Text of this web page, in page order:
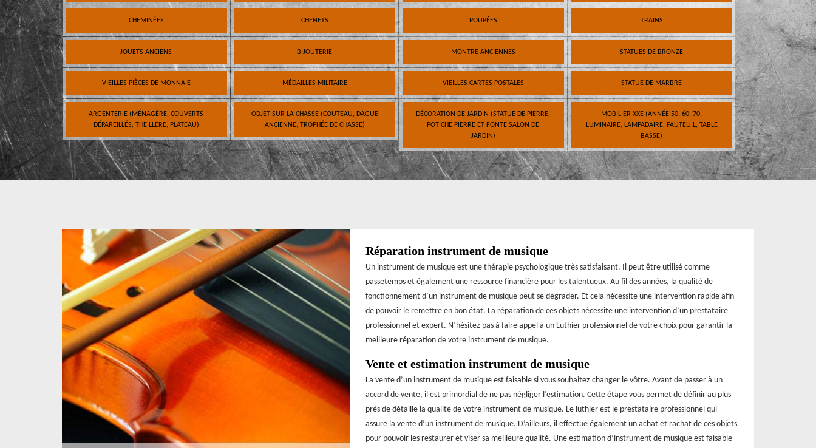
CHEMINÉES CHENETS POUPÉES TRAINS
JOUETS ANCIENS BIJOUTERIE MONTRE ANCIENNES STATUES DE BRONZE
VIEILLES PIÈCES DE MONNAIE MÉDAILLES MILITAIRE VIEILLES CARTES POSTALES STATUE DE MARBRE
ARGENTERIE (MÉNAGÈRE, COUVERTS
DÉPAREILLÉS, THEILLERE, PLATEAU)
OBJET SUR LA CHASSE (COUTEAU, DAGUE
ANCIENNE, TROPHÉE DE CHASSE)
DÉCORATION DE JARDIN (STATUE DE PIERRE,
POTICHE PIERRE ET FONTE SALON DE
JARDIN)
MOBILIER XXE (ANNÉE 50, 60, 70,
LUMINAIRE, LAMPADAIRE, FAUTEUIL, TABLE
BASSE)
Réparation instrument de musique
Un instrument de musique est une thérapie psychologique très satisfaisant. Il peut être utilisé comme
passetemps et également une ressource financière pour les talentueux. Au fil des années, la qualité de
fonctionnement d’un instrument de musique peut se dégrader. Et cela nécessite une intervention rapide afin
de pouvoir le remettre en bon état. La réparation de ces objets nécessite une intervention d’un prestataire
professionnel et expert. N’hésitez pas à faire appel à un Luthier professionnel de votre choix pour garantir la
meilleure réparation de votre instrument de musique.
Vente et estimation instrument de musique
La vente d’un instrument de musique est faisable si vous souhaitez changer le vôtre. Avant de passer à un
accord de vente, il est primordial de ne pas négliger l’estimation. Cette étape vous permet de définir au plus
près de détaille la qualité de votre instrument de musique. Le luthier est le prestataire professionnel qui
assure la vente d’un instrument de musique. D’ailleurs, il effectue également un achat et rachat de ces objets
pour pouvoir les restaurer et viser sa meilleure qualité. Une estimation d’instrument de musique est faisable